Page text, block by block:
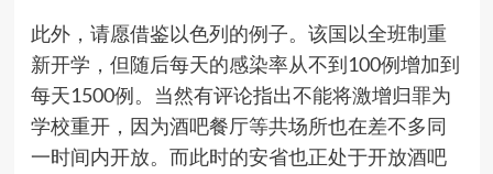
此外，请愿借鉴以色列的例子。该国以全班制重
新开学，但随后每天的感染率从不到100例增加到
每天1500例。当然有评论指出不能将激增归罪为
学校重开，因为酒吧餐厅等共场所也在差不多同
一时间内开放。而此时的安省也正处于开放酒吧